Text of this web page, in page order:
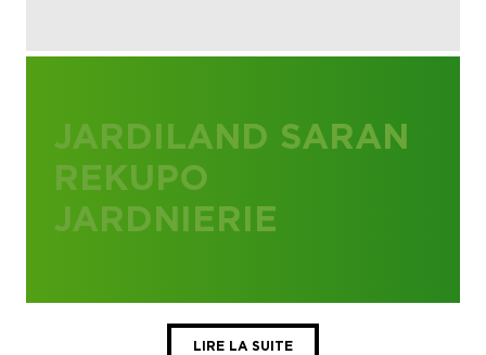
JARDILAND SARAN
REKUPO
JARDNIERIE
LIRE LA SUITE